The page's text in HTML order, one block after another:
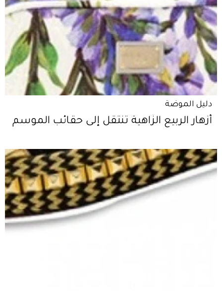
دليل الموضة
أزهار الربيع الزّاهية تنتقل إلى حقائب الموسم